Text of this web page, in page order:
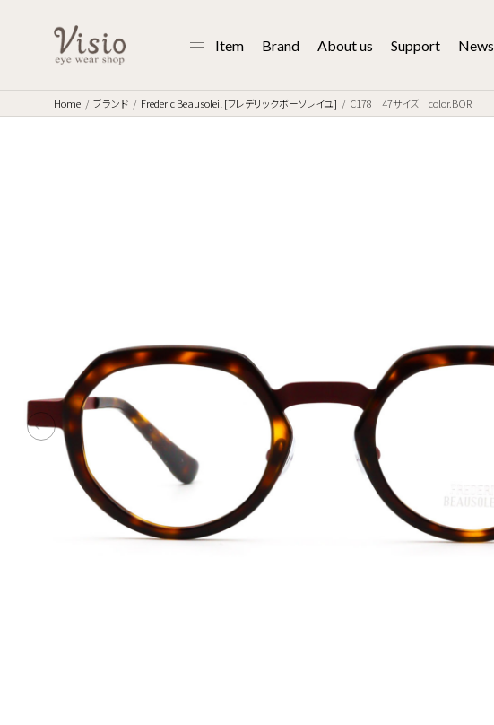
Item Brand About us Support News
Home ブランド Frederic Beausoleil [フレデリックボーソレイユ] C178 47サイズ color.BOR